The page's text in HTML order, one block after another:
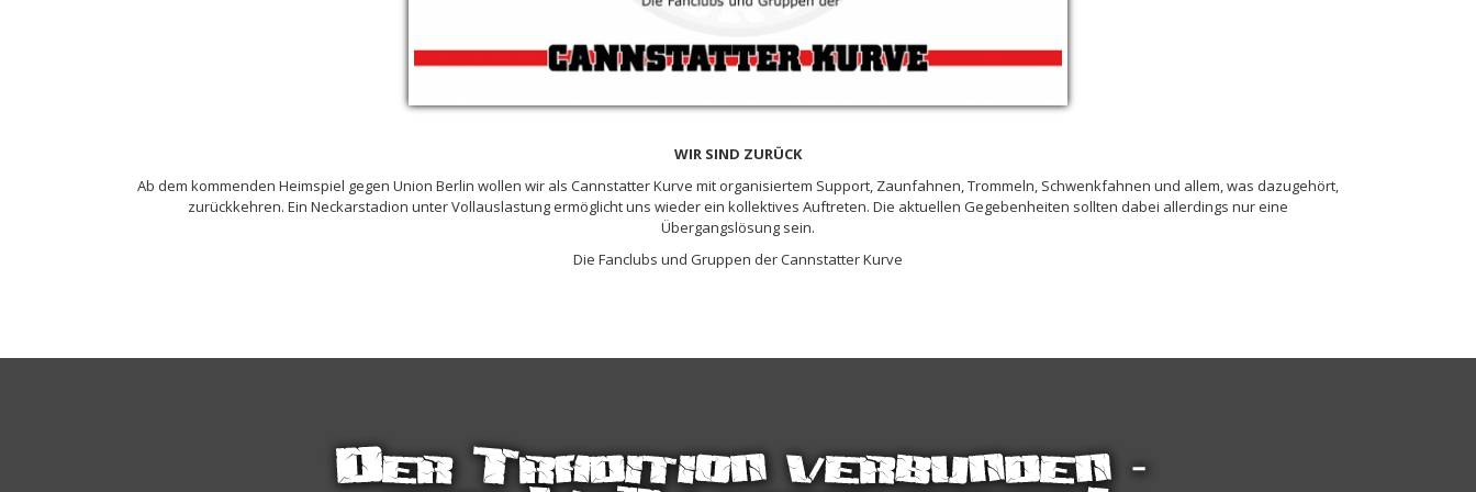
WIR SIND ZURÜCK
Ab dem kommenden Heimspiel gegen Union Berlin wollen wir als Cannstatter Kurve mit organisiertem Support, Zaunfahnen, Trommeln, Schwenkfahnen und allem, was dazugehört,
zurückkehren. Ein Neckarstadion unter Vollauslastung ermöglicht uns wieder ein kollektives Auftreten. Die aktuellen Gegebenheiten sollten dabei allerdings nur eine
Übergangslösung sein.
Die Fanclubs und Gruppen der Cannstatter Kurve